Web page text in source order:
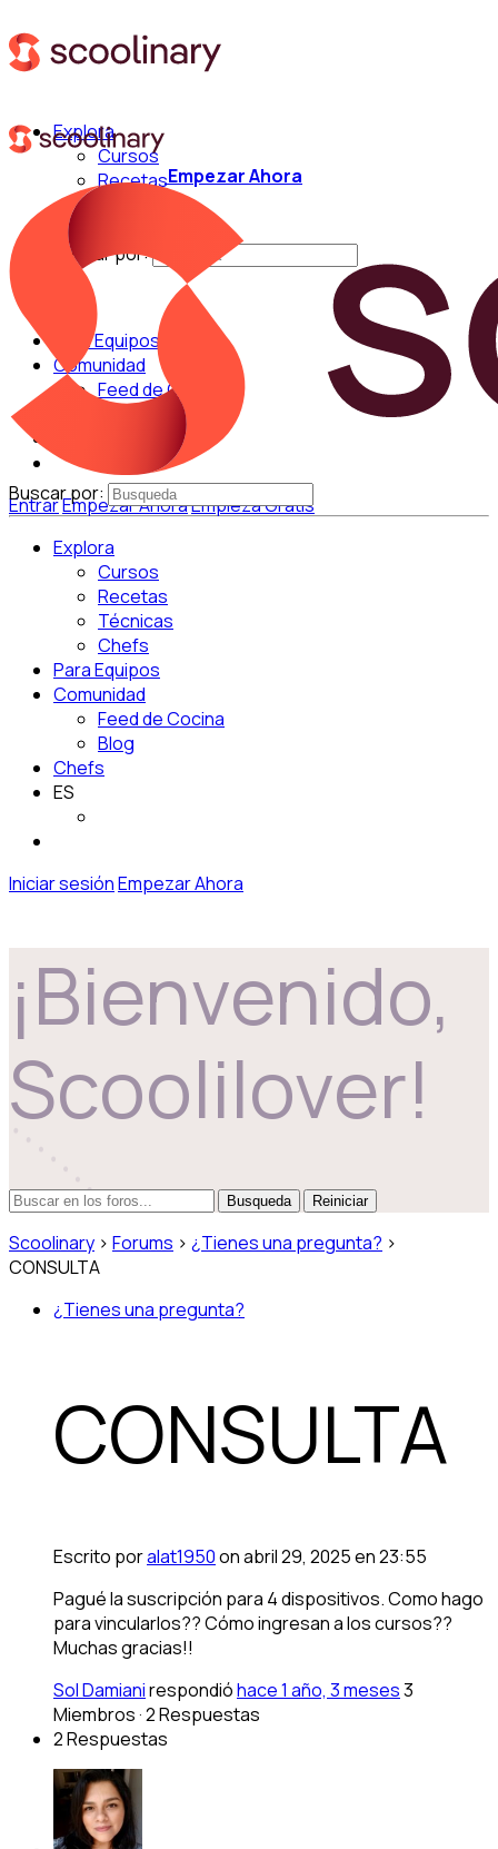
Explora
Cursos
Recetas
Buscar por:
Para Equipos
Comunidad
Feed de Cocina
EntrarEmpezar AhoraEmpieza Gratis
Empezar Ahora
Buscar por:
Explora
Cursos
Recetas
Técnicas
Chefs
Para Equipos
Comunidad
Feed de Cocina
Blog
Chefs
ES
Iniciar sesiónEmpezar Ahora
¡Bienvenido,
Scoolilover!
Reiniciar
Scoolinary › Forums › ¿Tienes una pregunta? ›
CONSULTA
¿Tienes una pregunta?
CONSULTA
Escrito poralat1950on abril 29, 2025 en 23:55
Pagué la suscripción para 4 dispositivos. Como hago
para vincularlos?? Cómo ingresan a los cursos??
Muchas gracias!!
Sol Damianirespondióhace 1 año, 3 meses3
Miembros·2 Respuestas
2 Respuestas